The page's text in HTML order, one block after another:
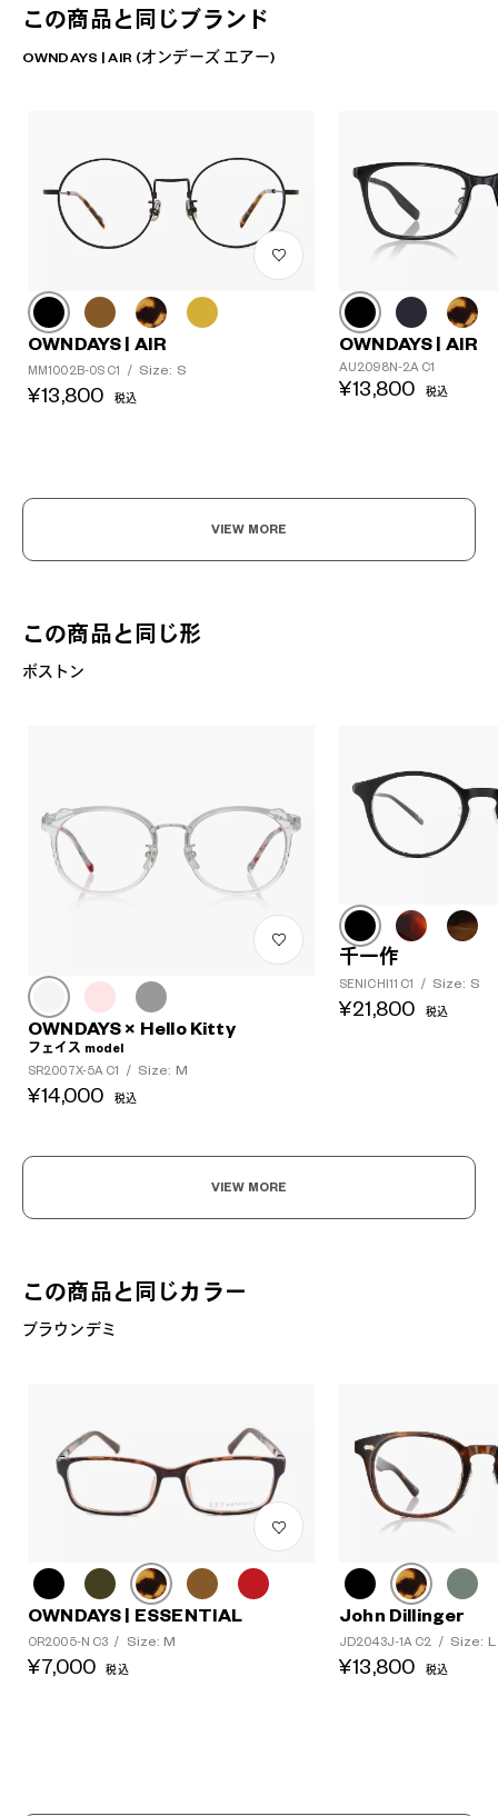
この商品と同じブランド
OWNDAYS | AIR (オンデーズ エアー)
OWNDAYS | AIR
MM1002B-0S C1 / Size: S
¥13,800 税込
OWNDAYS | AIR
AU2098N-2A C1
¥13,800 税込
VIEW MORE
この商品と同じ形
ボストン
OWNDAYS × Hello Kitty
フェイス model
SR2007X-5A C1
/ Size: M
¥14,000 税込
千一作
SENICHI11 C1 / Size: S
¥21,800 税込
VIEW MORE
この商品と同じカラー
ブラウンデミ
OWNDAYS | ESSENTIAL
OR2005-N C3 / Size: M
¥7,000 税込
John Dillinger
JD2043J-1A C2 / Size: L
¥13,800 税込